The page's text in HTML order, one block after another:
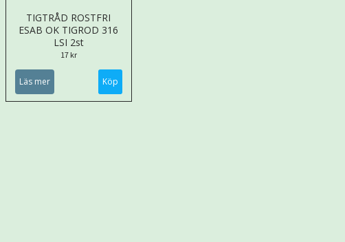
TIGTRÅD ROSTFRI
ESAB OK TIGROD 316
LSI 2st
17 kr
Läs mer Köp